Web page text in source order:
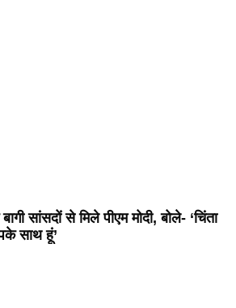
सांसदों से मिले पीएम मोदी, बोले- ‘चिंता
साथ हूं’